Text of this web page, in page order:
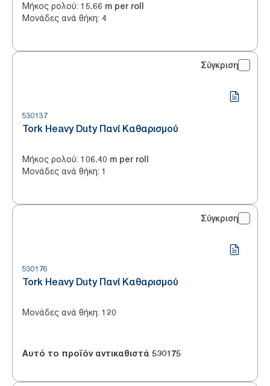
Μήκος ρολού: 15.66 m per roll
Μονάδες ανά θήκη: 4
Σύγκριση
530137
Tork Heavy Duty Πανί Καθαρισμού
Μήκος ρολού: 106.40 m per roll
Μονάδες ανά θήκη: 1
Σύγκριση
530176
Tork Heavy Duty Πανί Καθαρισμού
Μονάδες ανά θήκη: 120
Αυτό το προϊόν αντικαθιστά 530175